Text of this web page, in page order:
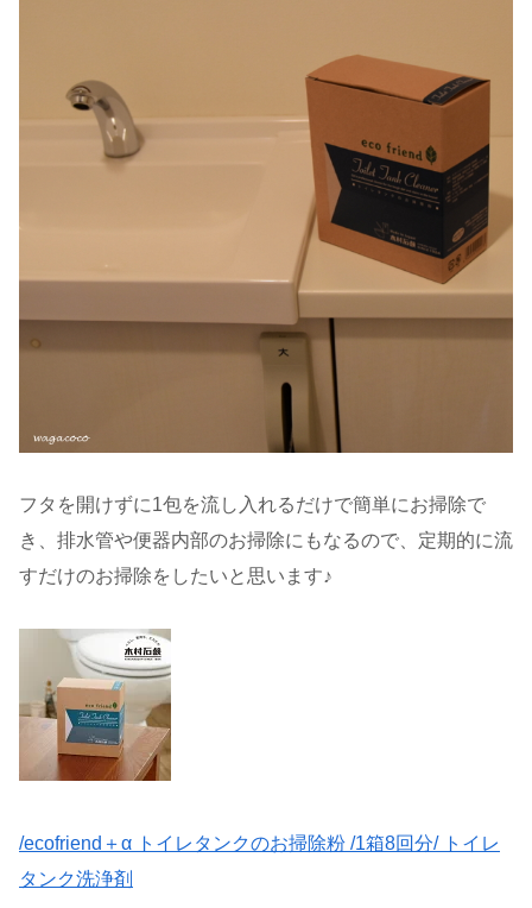
フタを開けずに1包を流し入れるだけで簡単にお掃除で
き、排水管や便器内部のお掃除にもなるので、定期的に流
すだけのお掃除をしたいと思います♪
/ecofriend＋α トイレタンクのお掃除粉 /1箱8回分/ トイレ
タンク洗浄剤